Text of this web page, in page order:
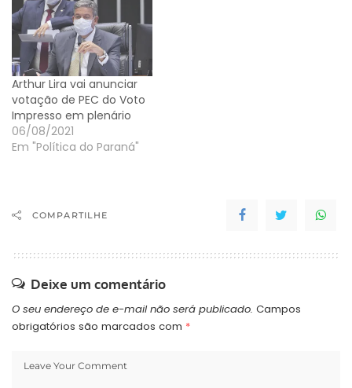
Arthur Lira vai anunciar
votação de PEC do Voto
Impresso em plenário
06/08/2021
Em "Política do Paraná"
COMPARTILHE
Deixe um comentário
O seu endereço de e-mail não será publicado. Campos
obrigatórios são marcados com *